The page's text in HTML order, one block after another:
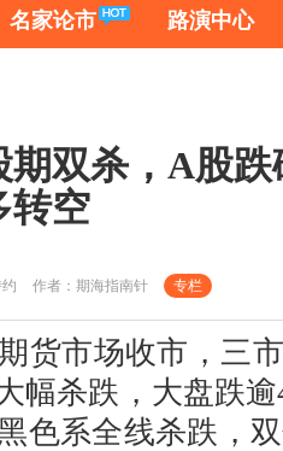
名家论市 路演中心
双杀，A股跌
转空
作者：期海指南针 专栏
市场收市，三市
幅杀跌，大盘跌
色系全线杀跌，